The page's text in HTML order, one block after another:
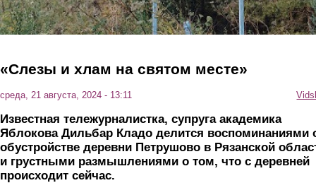
«Слезы и хлам на святом месте»
среда, 21 августа, 2024 - 13:11
Известная тележурналистка, супруга академика
Яблокова Дильбар Кладо делится воспоминаниями
обустройстве деревни Петрушово в Рязанской
и грустными размышлениями о том, что с деревней
происходит сейчас.